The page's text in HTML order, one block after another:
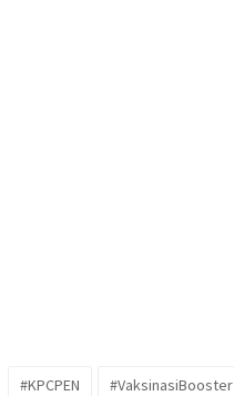
#KPCPEN #VaksinasiBooster